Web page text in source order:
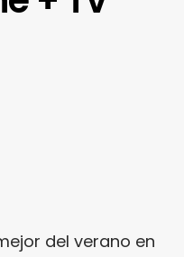
del verano en